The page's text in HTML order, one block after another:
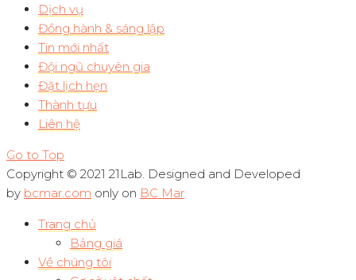
Dịch vụ
Đồng hành & sáng lập
Tin mới nhất
Đội ngũ chuyên gia
Đặt lịch hẹn
Thành tựu
Liên hệ
Go to Top
Copyright © 2021 21Lab. Designed and Developed
by bcmar.com only on BC Mar
Trang chủ
Bảng giá
Về chúng tôi